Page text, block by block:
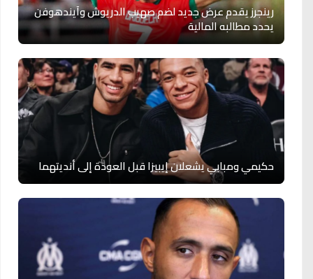
رينجرز يقدم عرض جديد لضم صهيب الدريوش وآيندهوفن
يحدد مطالبه المالية
حكيمي ومبابي يشعلان إيبيزا قبل العودة إلى أنديتهما